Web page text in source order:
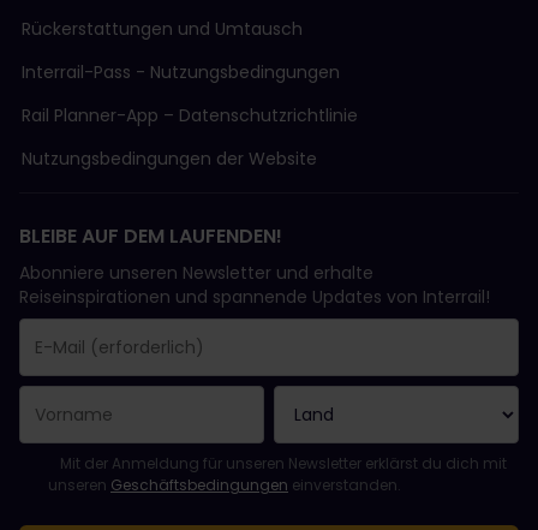
Rückerstattungen und Umtausch
Interrail-Pass - Nutzungsbedingungen
Rail Planner-App – Datenschutzrichtlinie
Nutzungsbedingungen der Website
BLEIBE AUF DEM LAUFENDEN!
Abonniere unseren Newsletter und erhalte
Reiseinspirationen und spannende Updates von Interrail!
Sie haben sich erfolgreich angemeldet.
Das Feld „E-Mail-Adresse“ ist ein Pflichtfeld!
Diese E-Mail-Adresse ist ungültig!
Beim Abonnieren des Newsletters ist ein Fehler aufgetreten.
Du hast diesen Newsletter bereits abonniert!
Bitte stimme den Allgemeinen Geschäftsbedingungen zu, um
Mit der Anmeldung für unseren Newsletter erklärst du dich mit
unseren Geschäftsbedingungen einverstanden.